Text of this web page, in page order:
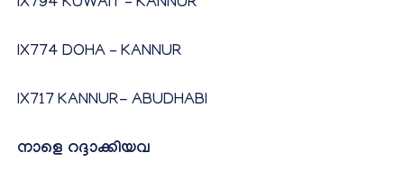
IX794 KUWAIT – KANNUR
IX774 DOHA – KANNUR
IX717 KANNUR- ABUDHABI
നാളെ റദ്ദാക്കിയവ